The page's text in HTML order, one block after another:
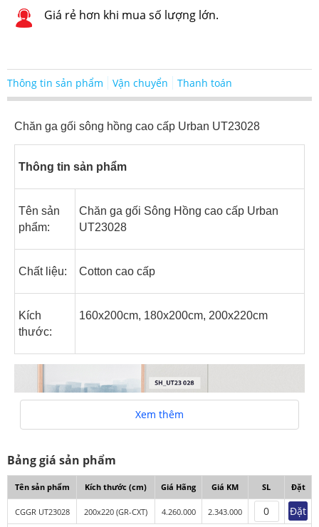
Giá rẻ hơn khi mua số lượng lớn.
Thông tin sản phẩm Vận chuyển Thanh toán
Chăn ga gối sông hồng cao cấp Urban UT23028
Thông tin sản phẩm
Tên sản
phẩm:
Chăn ga gối Sông Hồng cao cấp Urban
UT23028
Chất liệu: Cotton cao cấp
Kích
thước:
160x200cm, 180x200cm, 200x220cm
Xem thêm
Bảng giá sản phẩm
Tên sản phẩm Kích thước (cm) Giá Hãng Giá KM SL Đặt
CGGR UT23028 200x220 (GR-CXT) 4.260.000 2.343.000 Đặt